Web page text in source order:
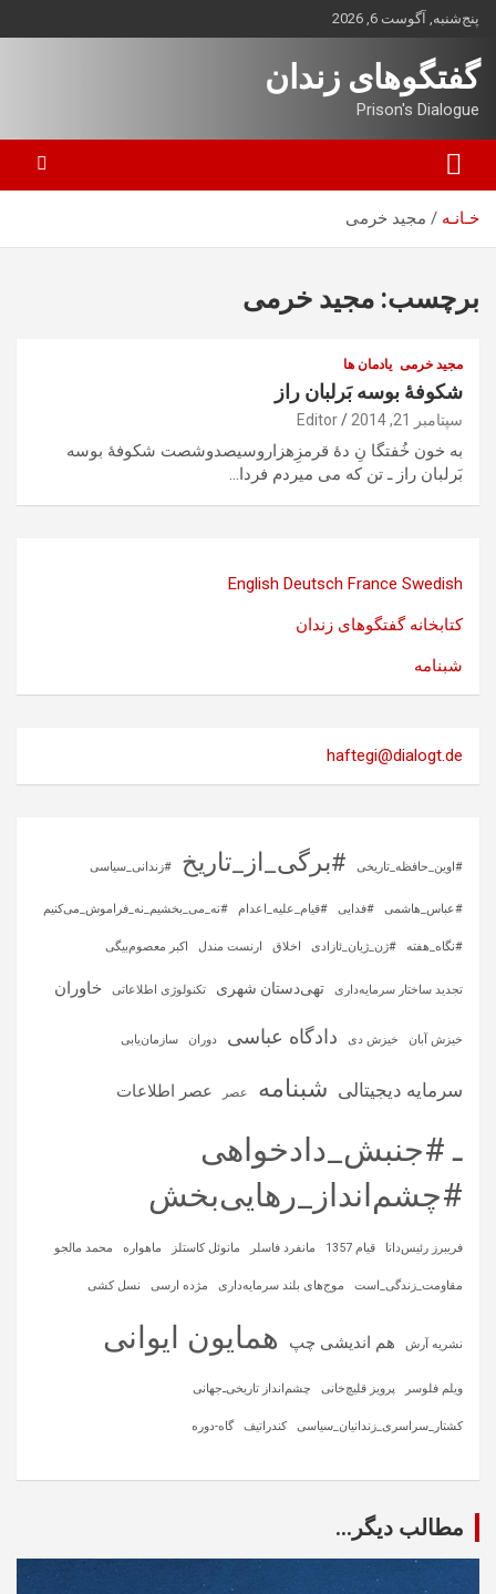
محتوا
بروید
پنج‌شنبه, آگوست 6, 2026
گفتگوهای زندان
Prison's Dialogue
خـانـه مجید خرمی
برچسب: مجید خرمی
مجید خرمی یادمان ها
شکوفهٔ بوسه بَرلبان راز
سپتامبر 21, 2014 Editor
به خون خُفتگا نِ دهٔ قرمزِهزاروسیصدوشصت شکوفهٔ بوسه
بَرلبان راز ـ تن که می میردم فردا…
English Deutsch France Swedish
کتابخانه گفتگوهای زندان
شبنامه
haftegi@dialogt.de
#اوین_حافظه_تاریخی #برگی_از_تاریخ #زندانی_سیاسی
#عباس_هاشمی #فدایی #قیام_علیه_اعدام #نه_می_بخشیم_نه_فراموش_می‌کنیم
#نگاه_هفته #ژن_ژیان_ئازادی اخلاق ارنست مندل اکبر معصوم‌بیگی
تجدید ساختار سرمایه‌داری تهی‌دستان شهری تکنولوژی اطلاعاتی خاوران
خیزش آبان خیزش دی دادگاه عباسی دوران سازمان‌یابی
سرمایه‌ دیجیتالی شبنامه عصر عصر اطلاعات
ـ #جنبش_دادخواهی
#چشم‌انداز_رهایی‌بخش
فریبرز رئیس‌دانا قیام 1357 مانفرد فاسلر مانوئل کاستلز ماهواره‌ محمد مالجو
مقاومت_زندگی_است موج‌های بلند سرمایه‌داری مژده ارسی نسل کشی
نشریه آرش هم اندیشی چپ همایون ایوانی
ویلم فلوسر پرویز قلیچ‌خانی چشم‌انداز تاریخی‌ـ‌جهانی
کشتار_سراسری_زندانیان_سیاسی کندراتیف گاه-دوره
مطالب دیگر...